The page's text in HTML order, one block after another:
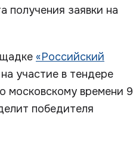
получения заявки на
«Российский
участие в тендере
московскому времени 9
победителя